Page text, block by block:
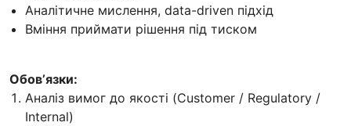
Аналітичне мислення, data-driven підхід
Вміння приймати рішення під тиском
Обовʼязки:
Аналіз вимог до якості (Customer / Regulatory /
Internal)